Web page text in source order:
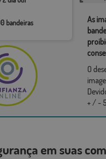
bandeiras
As
O
+ / -
em suas